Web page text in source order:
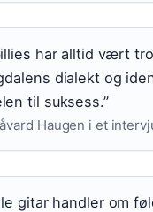
har alltid vært
dialekt og
til suksess.”
Haugen i et
gitar handler om